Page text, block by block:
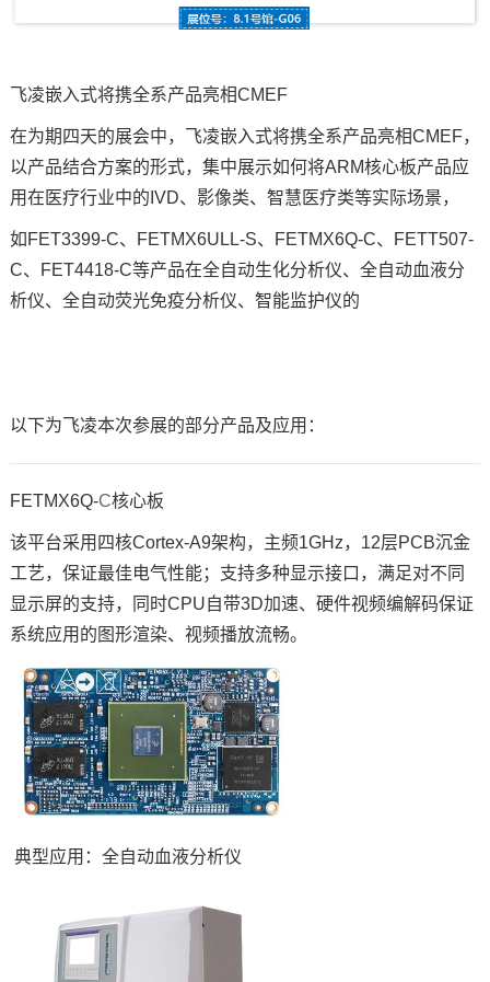
飞凌嵌入式将携全系产品亮相CMEF
在为期四天的展会中，飞凌嵌入式将携全系产品亮相CMEF，
以产品结合方案的形式，集中展示如何将ARM核心板产品应
用在医疗行业中的IVD、影像类、智慧医疗类等实际场景，
如FET3399-C、 FETMX6ULL-S、 FETMX6Q-C、FETT507-
C、
FET4418-C等产品在全自动生化分析仪、全自动血液分
析仪、全自动荧光免疫分析仪、智能监护仪的
以下为飞凌本次参展的部分产品及应用：
FETMX6Q-C核心板
该平台采用四核Cortex-A9架构，主频1GHz，12层PCB沉金
工艺，保证最佳电气性能；支持多种显示接口 ，满足对不同
显示屏的支持，同时CPU自带3D加速、硬件视频编解码保证
系统应用的图形渲染、视频播放流畅。
典型应用：全自动血液分析仪